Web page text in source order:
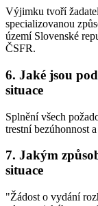
Výjimku tvoří
specializovanou
území Slovenské
ČSFR.
6. Jaké jsou
situace
Splnění všech
trestní bezúhonnost
7. Jakým
situace
"Žádost o vydání